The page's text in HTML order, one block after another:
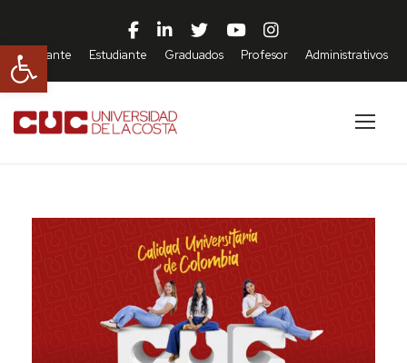
Abrir barra de herramientas
Aspirante Estudiante Graduados Profesor Administrativos